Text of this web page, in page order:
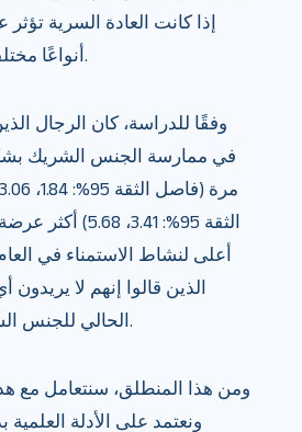
إذا كانت العادة السرية
أنواعًا مختلفة من ضعف البصر.
وفقًا للدراسة، كان الرجال
الثقة 95%: 3.41،
أعلى لنشاط الاستمناء في
الذين قالوا إنهم لا يريدون
الحالي للجنس الشريك، على التوالي.
ومن هذا المنطلق، سنتعامل مع
ونعتمد على الأدلة العلمية